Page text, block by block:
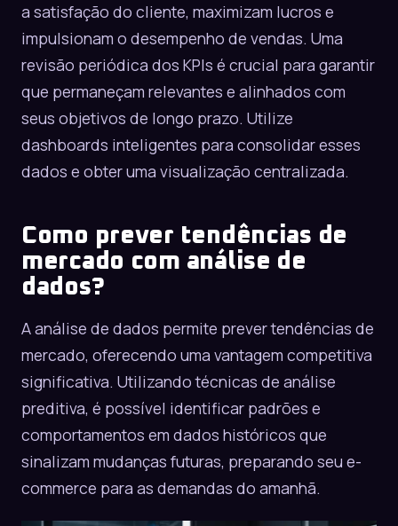
a satisfação do cliente, maximizam lucros e
impulsionam o desempenho de vendas. Uma
revisão periódica dos KPIs é crucial para garantir
que permaneçam relevantes e alinhados com
seus objetivos de longo prazo. Utilize
dashboards inteligentes para consolidar esses
dados e obter uma visualização centralizada.
Como prever tendências de
mercado com análise de
dados?
A análise de dados permite prever tendências de
mercado, oferecendo uma vantagem competitiva
significativa. Utilizando técnicas de análise
preditiva, é possível identificar padrões e
comportamentos em dados históricos que
sinalizam mudanças futuras, preparando seu e-
commerce para as demandas do amanhã.